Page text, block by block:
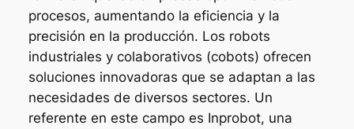
procesos, aumentando la eficiencia y la
precisión en la producción. Los robots
industriales y colaborativos (cobots) ofrecen
soluciones innovadoras que se adaptan a las
necesidades de diversos sectores. Un
referente en este campo es Inprobot, una